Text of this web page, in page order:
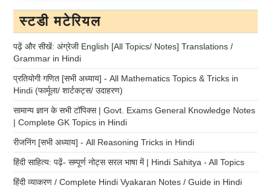
स्टडी मटेरियल
पढ़ें और सीखें: अंग्रेजी English [All Topics/ Notes] Translations /
Grammar in Hindi
प्रतियोगी गणित [सभी अध्याय] - All Mathematics Topics & Tricks in
Hindi (फार्मूला/ शार्टकट्स/ उदाहरण)
सामान्य ज्ञान के सभी टॉपिक्स | Govt. Exams General Knowledge Notes
| Complete GK Topics in Hindi
रीजनिंग [सभी अध्याय] - All Reasoning Tricks in Hindi
हिंदी साहित्य: पढ़ें- सम्पूर्ण नोट्स सरल भाषा में | Hindi Sahitya - All Topics
हिंदी व्याकरण / Complete Hindi Vyakaran Notes / Guide in Hindi